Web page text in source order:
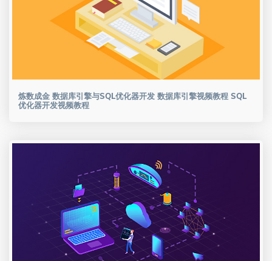
炼数成金 数据库引擎与SQL优化器开发 数据库引擎视频教程 SQL
优化器开发视频教程